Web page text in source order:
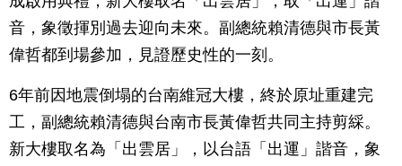
音，象徵揮別過去迎向未來。副總統賴清德與市長黃
偉哲都到場參加，見證歷史性的一刻。
6年前因地震倒塌的台南維冠大樓，終於原址重建完
工，副總統賴清德與台南市長黃偉哲共同主持剪綵。
新大樓取名為「出雲居」，以台語「出運」諧音，象